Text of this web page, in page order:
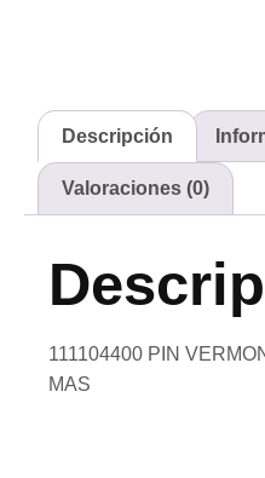
Descripción
Valoraciones (0)
111104400 PIN
MAS